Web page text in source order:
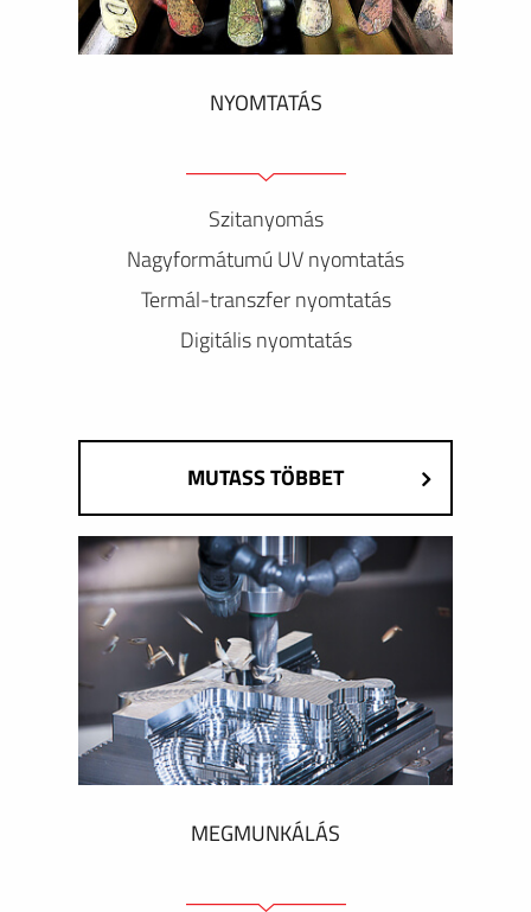
NYOMTATÁS
Szitanyomás
Nagyformátumú UV nyomtatás
Termál-transzfer nyomtatás
Digitális nyomtatás
MUTASS TÖBBET
MEGMUNKÁLÁS